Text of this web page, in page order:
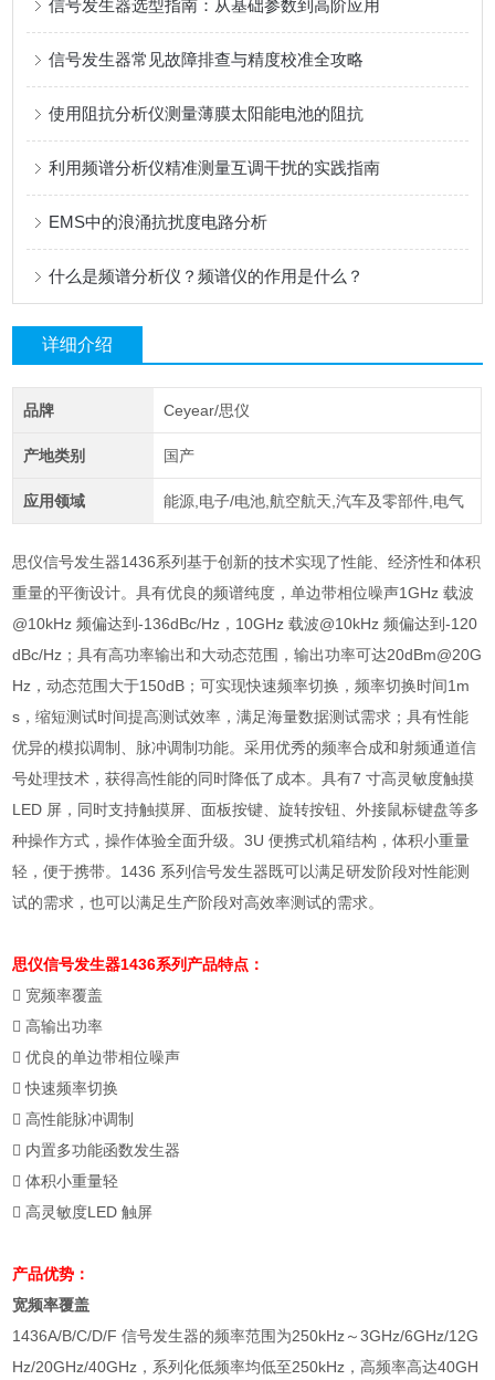
信号发生器选型指南：从基础参数到高阶应用
信号发生器常见故障排查与精度校准全攻略
使用阻抗分析仪测量薄膜太阳能电池的阻抗
利用频谱分析仪精准测量互调干扰的实践指南
EMS中的浪涌抗扰度电路分析
什么是频谱分析仪？频谱仪的作用是什么？
详细介绍
品牌 Ceyear/思仪
产地类别 国产
应用领域 能源,电子/电池,航空航天,汽车及零部件,电气
思仪信号发生器1436系列基于创新的技术实现了性能、经济性和体积
重量的平衡设计。具有优良的频谱纯度，单边带相位噪声1GHz 载波
@10kHz 频偏达到-136dBc/Hz，10GHz 载波@10kHz 频偏达到-120
dBc/Hz；具有高功率输出和大动态范围，输出功率可达20dBm@20G
Hz，动态范围大于150dB；可实现快速频率切换，频率切换时间1m
s，缩短测试时间提高测试效率，满足海量数据测试需求；具有性能
优异的模拟调制、脉冲调制功能。采用优秀的频率合成和射频通道信
号处理技术，获得高性能的同时降低了成本。具有7 寸高灵敏度触摸
LED 屏，同时支持触摸屏、面板按键、旋转按钮、外接鼠标键盘等多
种操作方式，操作体验全面升级。3U 便携式机箱结构，体积小重量
轻，便于携带。1436 系列信号发生器既可以满足研发阶段对性能测
试的需求，也可以满足生产阶段对高效率测试的需求。
思仪信号发生器1436系列 产品特点：
 宽频率覆盖
 高输出功率
 优良的单边带相位噪声
 快速频率切换
 高性能脉冲调制
 内置多功能函数发生器
 体积小重量轻
 高灵敏度LED 触屏
产品优势：
宽频率覆盖
1436A/B/C/D/F 信号发生器的频率范围为250kHz～3GHz/6GHz/12G
Hz/20GHz/40GHz，系列化低频率均低至250kHz，高频率高达40GH